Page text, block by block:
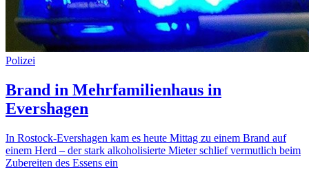
Polizei
Brand in Mehrfamilienhaus in
Evershagen
In Rostock-Evershagen kam es heute Mittag zu einem Brand auf
einem Herd – der stark alkoholisierte Mieter schlief vermutlich beim
Zubereiten des Essens ein